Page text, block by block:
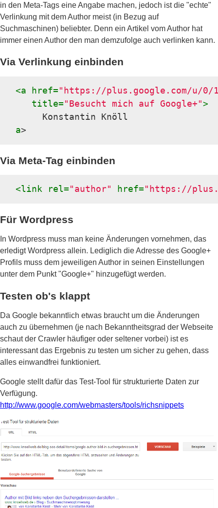
in den Meta-Tags eine Angabe machen, jedoch ist die "echte"
Verlinkung mit dem Author meist (in Bezug auf
Suchmaschinen) beliebter. Denn ein Artikel vom Author hat
immer einen Author den man demzufolge auch verlinken kann.
Via Verlinkung einbinden
<a href= "https://plus.google.com/u/0/
title= "Besucht mich auf Google+">
a>
Via Meta-Tag einbinden
<link rel= "author" href= "https://
Für Wordpress
In Wordpress muss man keine Änderungen vornehmen, das
erledigt Wordpress allein. Lediglich die Adresse des Google+
Profils muss dem jeweiligen Author in seinen Einstellungen
unter dem Punkt "Google+" hinzugefügt werden.
Testen ob's klappt
Da Google bekanntlich etwas braucht um die Änderungen
auch zu übernehmen (je nach Bekanntheitsgrad der Webseite
schaut der Crawler häufiger oder seltener vorbei) ist es
interessant das Ergebnis zu testen um sicher zu gehen, dass
alles einwandfrei funktioniert.
Google stellt dafür das Test-Tool für strukturierte Daten zur
Verfügung.
http://www.google.com/webmasters/tools/richsnippets